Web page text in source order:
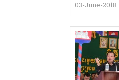
03-June-2018